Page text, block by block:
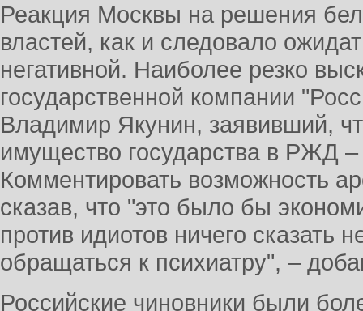
Реакция Москвы на решения
властей, как и следовало
негативной. Наиболее резко
государственной компании
Владимир Якунин, заявивший,
имущество государства в РЖД
Комментировать возможность
сказав, что "это было бы
против идиотов ничего сказать
обращаться к психиатру", –
Российские чиновники были